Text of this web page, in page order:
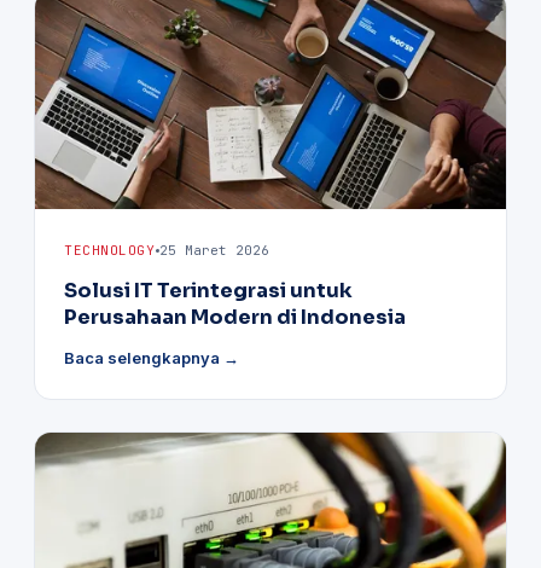
TECHNOLOGY 25 Maret 2026
Solusi IT Terintegrasi untuk
Perusahaan Modern di Indonesia
Baca selengkapnya →